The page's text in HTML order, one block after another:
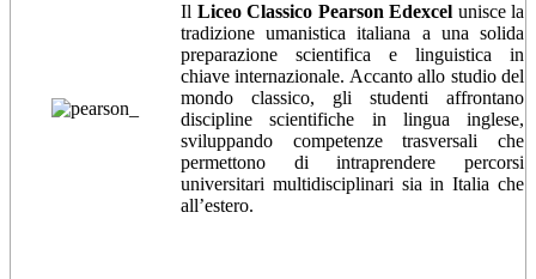
Il Liceo Classico Pearson Edexcel unisce la
tradizione umanistica italiana a una solida
preparazione scientifica e linguistica in
chiave internazionale. Accanto allo studio del
mondo classico, gli studenti affrontano
discipline scientifiche in lingua inglese,
sviluppando competenze trasversali che
permettono di intraprendere percorsi
universitari multidisciplinari sia in Italia che
all’estero.